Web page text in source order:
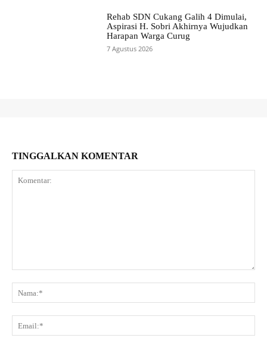
Rehab SDN Cukang Galih 4 Dimulai,
Aspirasi H. Sobri Akhirnya Wujudkan
Harapan Warga Curug
7 Agustus 2026
TINGGALKAN KOMENTAR